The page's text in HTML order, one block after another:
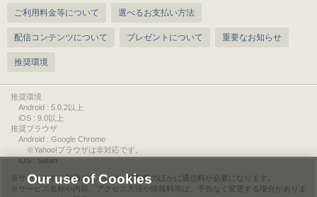
ご利用料金等について 選べるお支払い方法
配信コンテンツについて プレゼントについて 重要なお知らせ
推奨環境
推奨環境
Android : 5.0.2以上
iOS : 9.0以上
推奨ブラウザ
Android : Google Chrome
※Yahoo!ブラウザは非対応です。
iOS : Safari
サービスをご利用されるには、情報料のほかに通信料が必要になります。
サービス名称や内容、アクセス方法や情報料等は、予告なく変更する場合がありま
Our use of Cookies